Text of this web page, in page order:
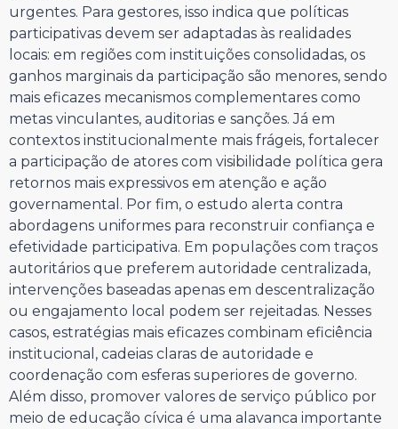
urgentes. Para gestores, isso indica que políticas
participativas devem ser adaptadas às realidades
locais: em regiões com instituições consolidadas, os
ganhos marginais da participação são menores, sendo
mais eficazes mecanismos complementares como
metas vinculantes, auditorias e sanções. Já em
contextos institucionalmente mais frágeis, fortalecer
a participação de atores com visibilidade política gera
retornos mais expressivos em atenção e ação
governamental. Por fim, o estudo alerta contra
abordagens uniformes para reconstruir confiança e
efetividade participativa. Em populações com traços
autoritários que preferem autoridade centralizada,
intervenções baseadas apenas em descentralização
ou engajamento local podem ser rejeitadas. Nesses
casos, estratégias mais eficazes combinam eficiência
institucional, cadeias claras de autoridade e
coordenação com esferas superiores de governo.
Além disso, promover valores de serviço público por
meio de educação cívica é uma alavanca importante